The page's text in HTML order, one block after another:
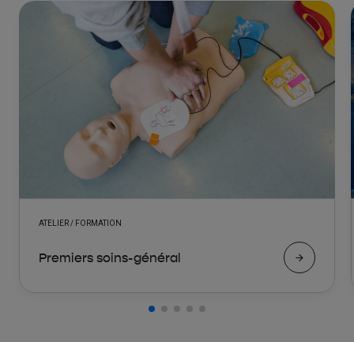
ATELIER / FORMATION
Premiers soins-général